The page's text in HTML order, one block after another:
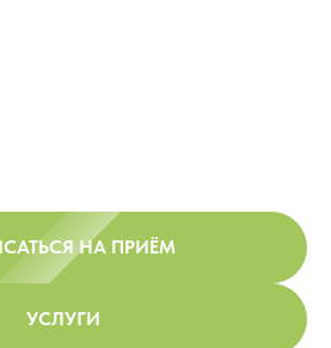
НА ПРИЁМ
УСЛУГИ